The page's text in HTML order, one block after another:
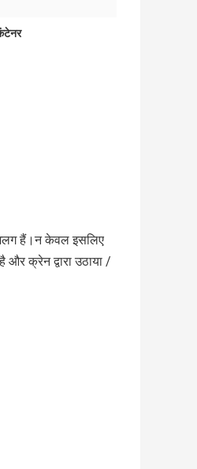
हैं।न केवल इसलिए
और क्रेन द्वारा उठाया /